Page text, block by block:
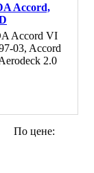
Accord,
Accord VI
03, Accord
2.0
По цене: